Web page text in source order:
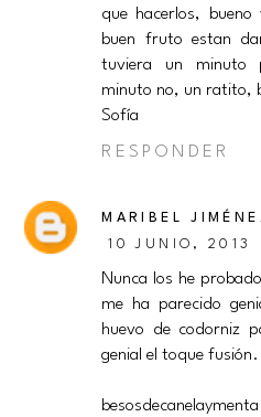
que hacerlos,
buen fruto estan
tuviera un minuto
minuto no, un ratito,
Sofía
RESPONDER
MARIBEL
10 JUNIO, 2013
Nunca los he
me ha parecido
huevo de codorniz
genial el toque
besosdecanelaymenta